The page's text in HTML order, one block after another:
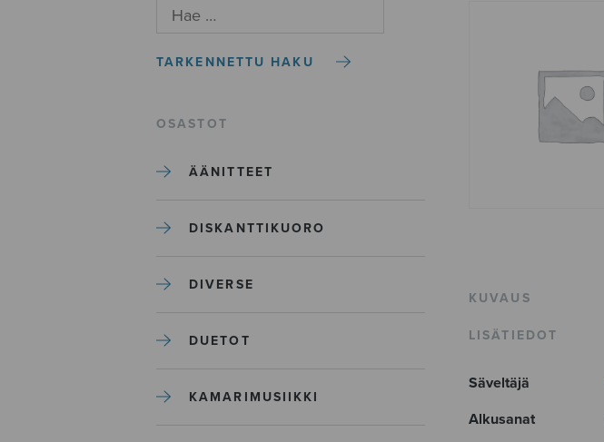
TARKENNETTU HAKU
OSASTOT
ÄÄNITTEET
DISKANTTIKUORO
DIVERSE
DUETOT
KAMARIMUSIIKKI
KUVAUS
LISÄTIEDOT
Säveltäjä
Alkusanat